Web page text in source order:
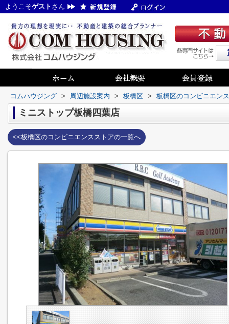
ようこそゲスト さん
コムハウジング > 周辺施設案内 > 板橋区 > 板橋区のコンビニエン
ミニストップ板橋四葉店
<<板橋区のコンビニエンスストアの一覧へ